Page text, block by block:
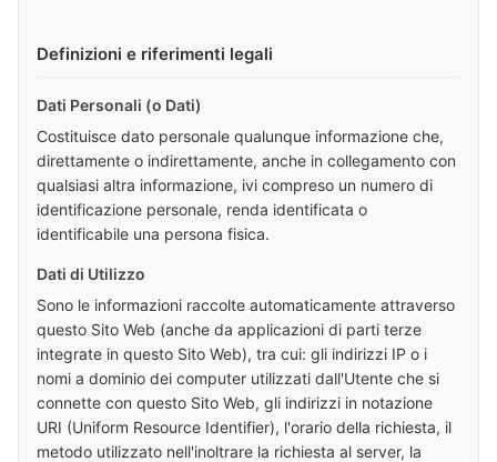
Definizioni e riferimenti legali
Dati Personali (o Dati)
Costituisce dato personale qualunque informazione che,
direttamente o indirettamente, anche in collegamento con
qualsiasi altra informazione, ivi compreso un numero di
identificazione personale, renda identificata o
identificabile una persona fisica.
Dati di Utilizzo
Sono le informazioni raccolte automaticamente attraverso
questo Sito Web (anche da applicazioni di parti terze
integrate in questo Sito Web), tra cui: gli indirizzi IP o i
nomi a dominio dei computer utilizzati dall'Utente che si
connette con questo Sito Web, gli indirizzi in notazione
URI (Uniform Resource Identifier), l'orario della richiesta, il
metodo utilizzato nell'inoltrare la richiesta al server, la